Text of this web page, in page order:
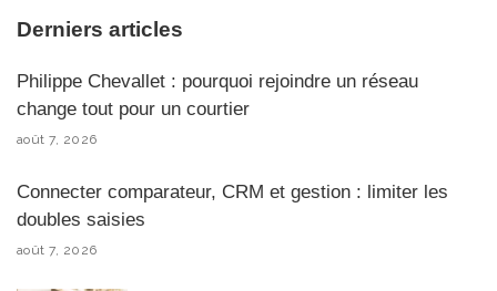
Derniers articles
Philippe Chevallet : pourquoi rejoindre un réseau
change tout pour un courtier
août 7, 2026
Connecter comparateur, CRM et gestion : limiter les
doubles saisies
août 7, 2026